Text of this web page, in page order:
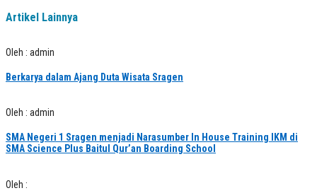
Artikel Lainnya
Oleh : admin
Berkarya dalam Ajang Duta Wisata Sragen
Oleh : admin
SMA Negeri 1 Sragen menjadi Narasumber In House Training IKM di
SMA Science Plus Baitul Qur’an Boarding School
Oleh :